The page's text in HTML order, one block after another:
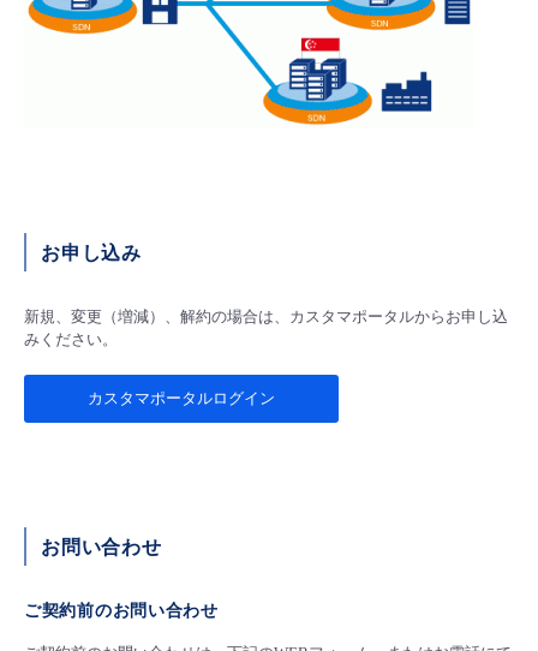
お申し込み
新規、変更（増減）、解約の場合は、カスタマポータルからお申し込
みください。
カスタマポータルログイン
お問い合わせ
ご契約前のお問い合わせ